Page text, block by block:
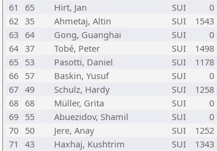
61
65 Hirt, Jan SUI 0
62 35 Ahmetaj, Altin SUI 1543
63 64 Gong, Guanghai SUI 0
64 37 Tobé, Peter SUI 1498
65 53 Pasotti, Daniel SUI 1178
66 57 Baskin, Yusuf SUI 0
67 49 Schulz, Hardy SUI 1258
68 68 Müller, Grita SUI 0
69 55 Abuezidov, Shamil SUI 0
70 50 Jere, Anay SUI 1252
71
43 Haxhaj, Kushtrim SUI 1343